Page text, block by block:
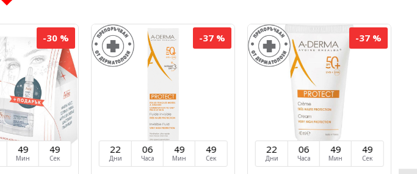
-30 %
49
Мин
49
Сек
-37 %
22
Дни
06
Часа
49
Мин
49
Сек
-37 %
22
Дни
06
Часа
49
Мин
49
Сек